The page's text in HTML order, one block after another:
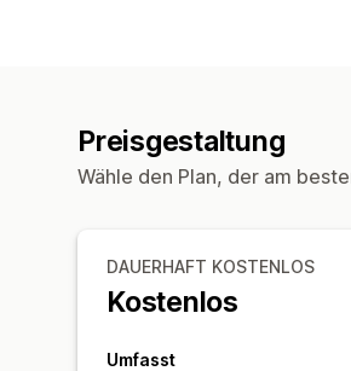
Preisgestaltung
Wähle den Plan, der am
DAUERHAFT KOSTENLOS
Kostenlos
Umfasst